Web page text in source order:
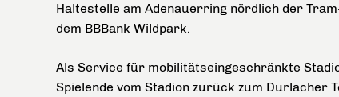
Haltestelle am Adenauerring nördlich der
dem BBBank Wildpark.
Als Service für mobilitätseingeschränkte
Spielende vom Stadion zurück zum Durlacher